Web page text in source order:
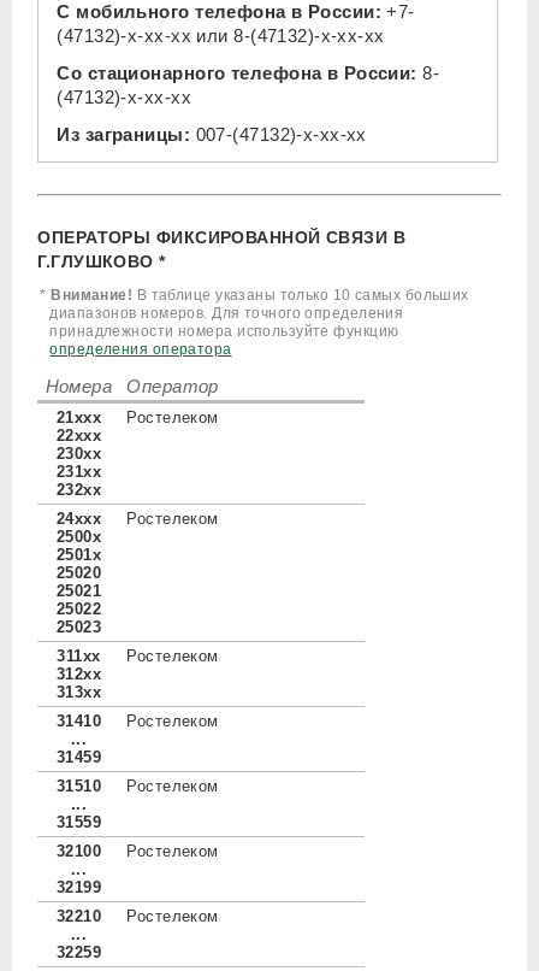
С мобильного телефона в России: +7-
(47132)-x-xx-xx или8-(47132)-x-xx-xx
Со стационарного телефона в России: 8-
(47132)-x-xx-xx
Из заграницы: 007-(47132)-x-xx-xx
ОПЕРАТОРЫ ФИКСИРОВАННОЙ СВЯЗИ В
Г.ГЛУШКОВО *
* Внимание! В таблице указаны только 10 самых больших
диапазонов номеров. Для точного определения
принадлежности номера используйте функцию
определения оператора
Номера Оператор
21xxx
22xxx
230xx
231xx
232xx
Ростелеком
24xxx
2500x
2501x
25020
25021
25022
25023
Ростелеком
311xx
312xx
313xx
Ростелеком
31410
...
31459
Ростелеком
31510
...
31559
Ростелеком
32100
...
32199
Ростелеком
32210
...
32259
Ростелеком